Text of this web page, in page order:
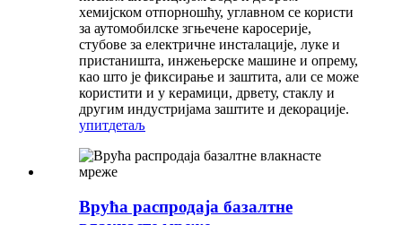
хемијском отпорношћу, углавном се користи
за аутомобилске згњечене каросерије,
стубове за електричне инсталације, луке и
пристаништа, инжењерске машине и опрему,
као што је фиксирање и заштита, али се може
користити и у керамици, дрвету, стаклу и
другим индустријама заштите и декорације.
упитдетаљ
Врућа распродаја базалтне